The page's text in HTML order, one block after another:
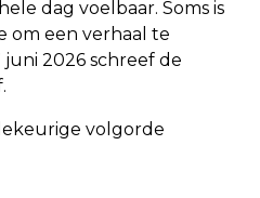
dag voelbaar. Soms is
om een verhaal te
2026 schreef de
volgorde